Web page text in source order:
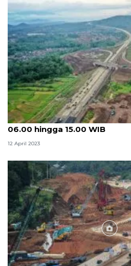
Tol Cisumdawu menuju arah
06.00 hingga 15.00 WIB
12 April 2023